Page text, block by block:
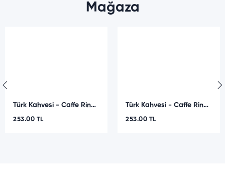
Mağaza
Türk Kahvesi - Caffe Rino - Çikolatalı - 250 GR
253.00 TL
Türk Kahvesi - Caffe Rino - Geleneksel - 250 GR
253.00 TL